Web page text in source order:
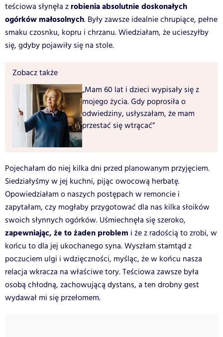
teściowa słynęła z robienia absolutnie doskonałych
ogórków małosolnych. Były zawsze idealnie chrupiące, pełne
smaku czosnku, kopru i chrzanu. Wiedziałam, że ucieszyłby
się, gdyby pojawiły się na stole.
Zobacz także
„Mam 60 lat i dzieci wypisały się z
mojego życia. Gdy poprosiła o
odwiedziny, usłyszałam, że mam
przestać się wtrącać”
Pojechałam do niej kilka dni przed planowanym przyjęciem.
Siedziałyśmy w jej kuchni, pijąc owocową herbatę.
Opowiedziałam o naszych postępach w remoncie i
zapytałam, czy mogłaby przygotować dla nas kilka słoików
swoich słynnych ogórków. Uśmiechnęła się szeroko,
zapewniając, że to żaden problem i że z radością to zrobi, w
końcu to dla jej ukochanego syna. Wyszłam stamtąd z
poczuciem ulgi i wdzięczności, myśląc, że w końcu nasza
relacja wkracza na właściwe tory. Teściowa zawsze była
osobą chłodną, zachowującą dystans, a ten drobny gest
wydawał mi się przełomem.